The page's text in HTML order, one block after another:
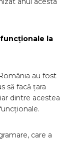
la
au fost
să facă țara
dintre acestea
care a